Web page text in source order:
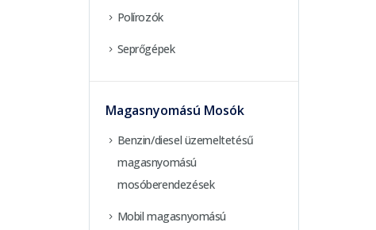
Polírozók
Seprőgépek
Magasnyomású Mosók
Benzin/diesel üzemeltetésű
magasnyomású
mosóberendezések
Mobil magasnyomású